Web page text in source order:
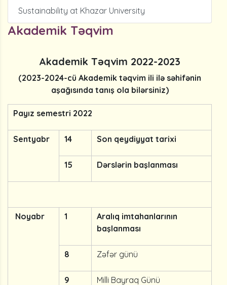
Sustainability at Khazar University
Akademik Təqvim
Akademik Təqvim 2022-2023
(2023-2024-cü Akademik təqvim ili ilə səhifənin
aşağısında tanış ola bilərsiniz)
Payız semestri 2022
Sentyabr 14 Son qeydiyyat tarixi
15 Dərslərin başlanması
Noyabr 1
Aralıq imtahanlarının
başlanması
8 Zəfər günü
9 Milli Bayraq Günü